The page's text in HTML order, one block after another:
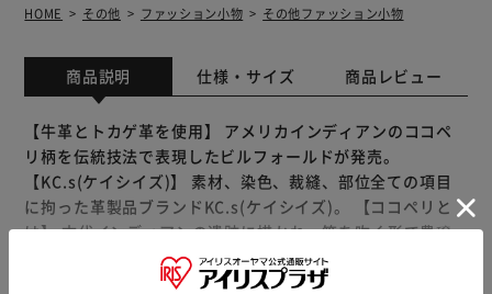
HOME その他 ファッション小物 その他ファッション小物
商品説明 仕様・サイズ 商品レビュー
【牛革とトカゲ革を使用】 アメリカインディアンのココペ
リ柄を伝統技法で表現したビルフォールドが発売。
【KC.s(ケイシイズ)】 素材、染色、裁縫、部位全ての項目
に拘った革製品ブランドKC.s(ケイシイズ)。 【ココペリと
は】 古代インディアンの遺跡に描かれ、笛を吹く形で豊穣
や幸せの精霊として深く根付いた。 【伝統技法で制作】 表
面に模様をカットし、別素材をはめ込む高度な技術のインレ